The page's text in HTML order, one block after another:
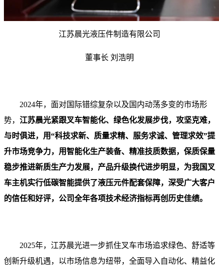
江苏晨光液压件制造有限公司
董事长 刘浩明
2024年，面对国际错综复杂以及国内动荡多变的市场形
势， 江苏晨光紧跟叉车智能化、绿色化发展步伐，攻坚克难，
与时俱进，用“科技求新、质量求精、服务求诚、管理求效”提
升市场竞争力，用智能化生产装备、精准技质数据，保质保量
稳步推进新质生产力发展，产品升级换代进步明显，为我国叉
车主机实行低碳智能提供了液压元件配套保障，深受广大客户
的信任和好评，公司全年各项技术经济指标再创历史佳绩。
2025年，江苏晨光进一步抓住叉车市场追求绿色、舒适等
创新升级机遇，以市场信息为纽带，全面导入自动化、精益化